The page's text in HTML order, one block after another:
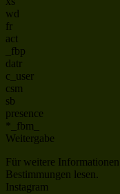
wd
fr
act
_fbp
datr
c_user
csm
sb
presence
*_fbm_
Weitergabe
Für weitere
Bestimmungen lesen.
Instagram